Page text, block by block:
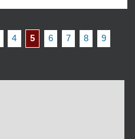
4 5 6 7 8 9